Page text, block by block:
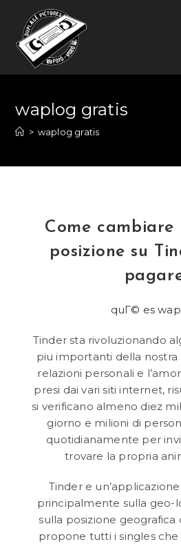
content
waplog gratis
> waplog gratis
Come
posizione su
quГ© es
Tinder sta rivoluzionando
piu importanti della nostra
relazioni personali e
presi dai vari siti internet,
si verificano almeno diez
giorno e milioni di
quotidianamente per
trovare la propria
Tinder e
principalmente sulla geo-
sulla posizione geografica
propone tutti i singles che